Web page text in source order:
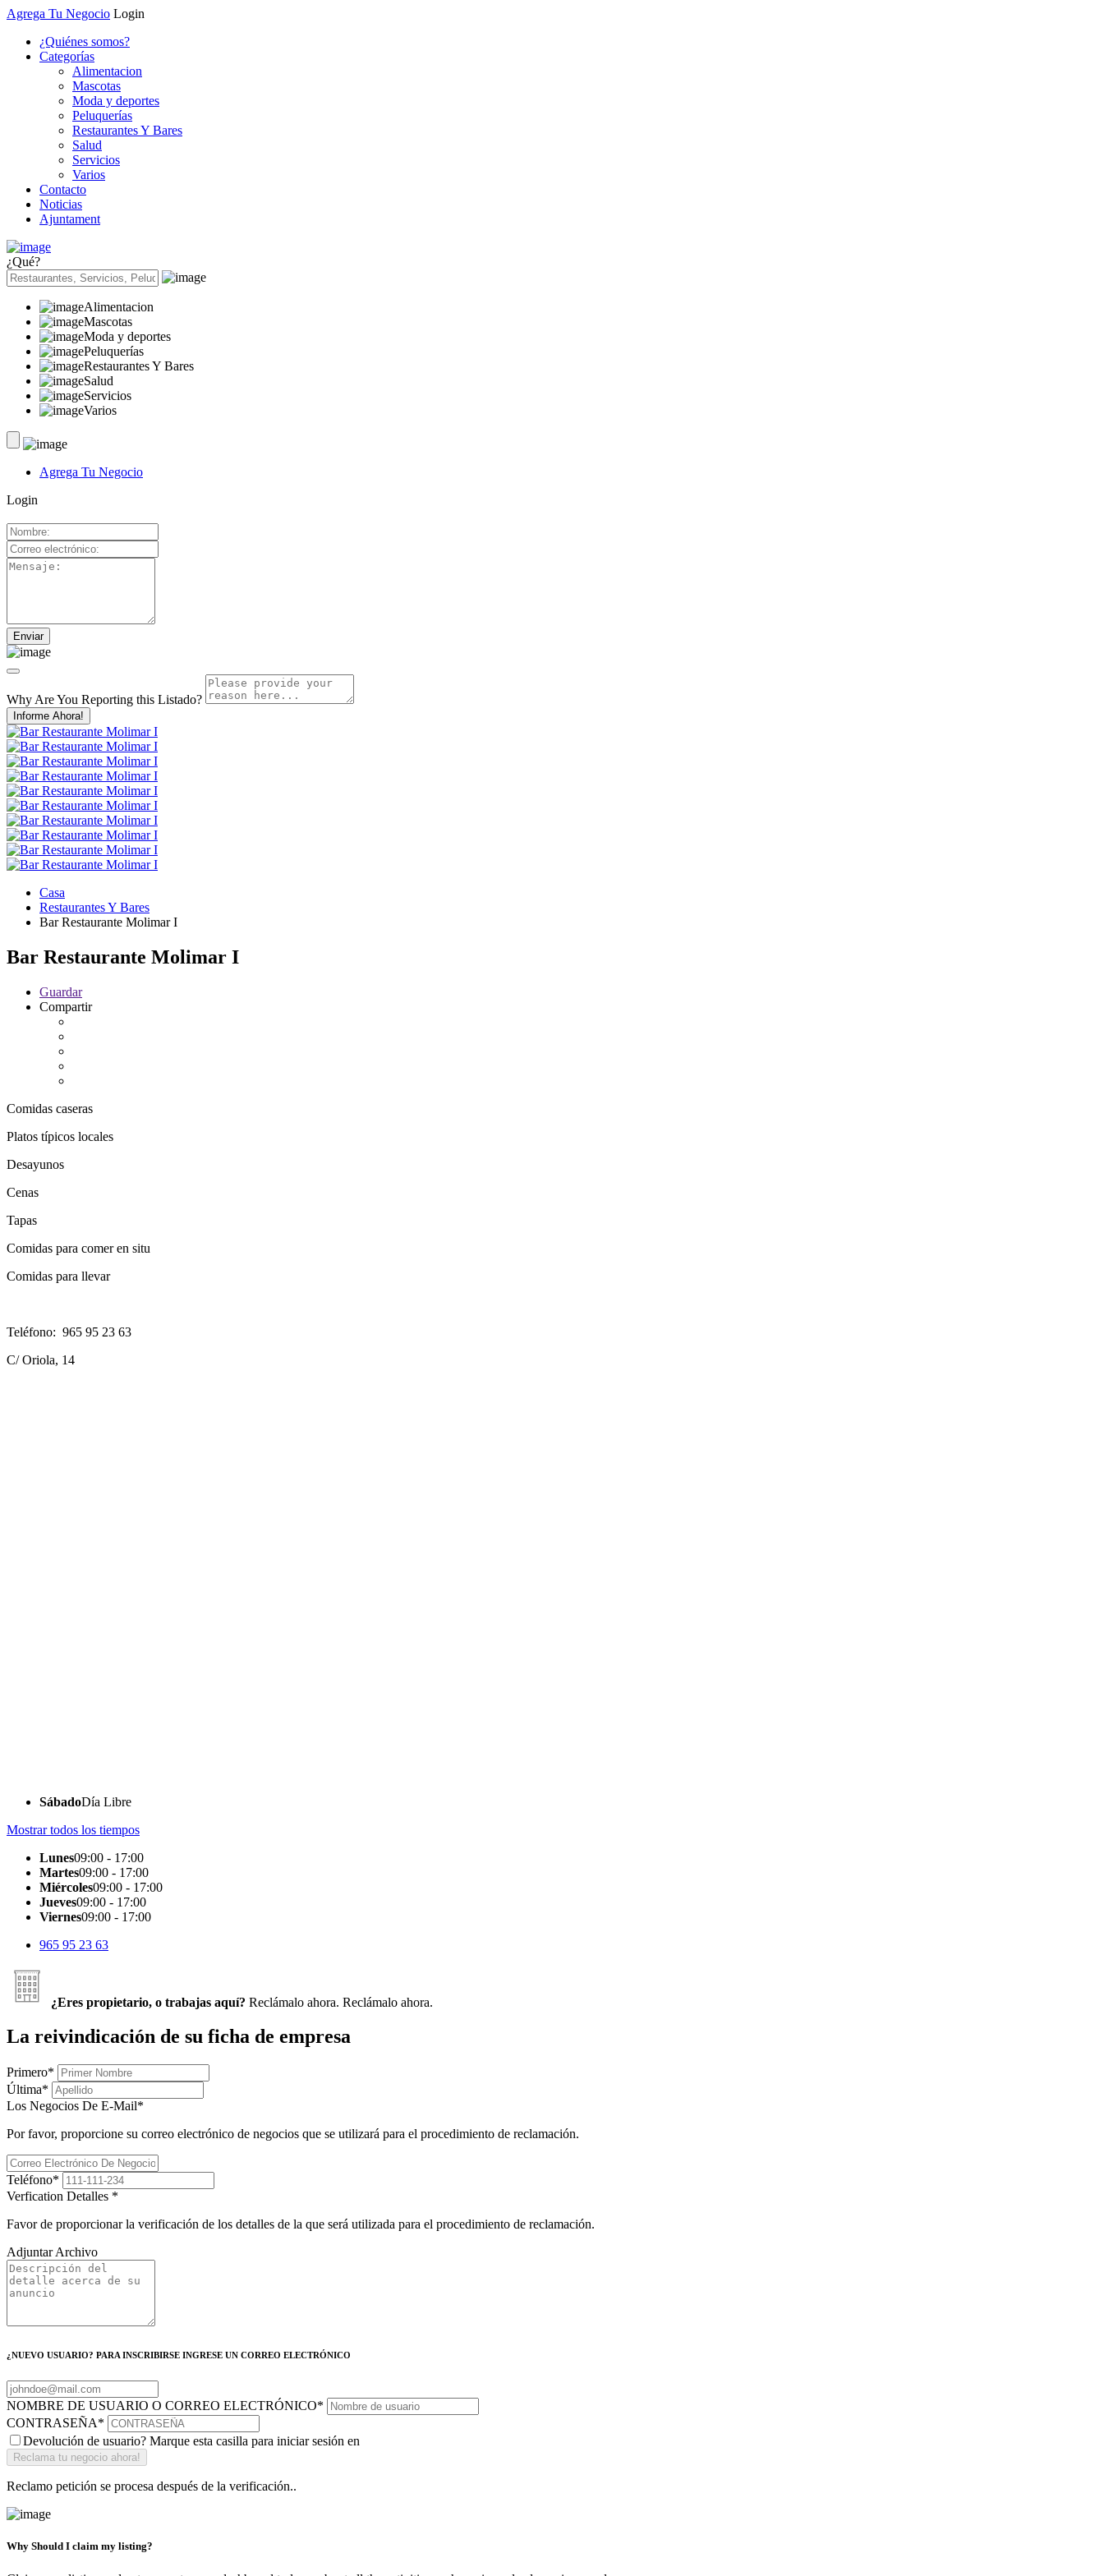
Agrega Tu Negocio Login
¿Quiénes somos?
Categorías
Alimentacion
Mascotas
Moda y deportes
Peluquerías
Restaurantes Y Bares
Salud
Servicios
Varios
Contacto
Noticias
Ajuntament
¿Qué?
Alimentacion
Mascotas
Moda y deportes
Peluquerías
Restaurantes Y Bares
Salud
Servicios
Varios
Agrega Tu Negocio
Login
Why Are You Reporting this Listado?
Informe Ahora!
Casa
Restaurantes Y Bares
Bar Restaurante Molimar I
Bar Restaurante Molimar I
Guardar
Compartir
Comidas caseras
Platos típicos locales
Desayunos
Cenas
Tapas
Comidas para comer en situ
Comidas para llevar
Teléfono: 965 95 23 63
C/ Oriola, 14
SábadoDía Libre
Mostrar todos los tiempos
Lunes09:00 - 17:00
Martes09:00 - 17:00
Miércoles09:00 - 17:00
Jueves09:00 - 17:00
Viernes09:00 - 17:00
965 95 23 63
¿Eres propietario, o trabajas aquí? Reclámalo ahora. Reclámalo ahora.
La reivindicación de su ficha de empresa
Primero*
Última*
Los Negocios De E-Mail*
Por favor, proporcione su correo electrónico de negocios que se utilizará para el procedimiento de reclamación.
Teléfono*
Verfication Detalles *
Favor de proporcionar la verificación de los detalles de la que será utilizada para el procedimiento de reclamación.
Adjuntar Archivo
¿NUEVO USUARIO? PARA INSCRIBIRSE INGRESE UN CORREO ELECTRÓNICO
NOMBRE DE USUARIO O CORREO ELECTRÓNICO*
CONTRASEÑA*
Devolución de usuario? Marque esta casilla para iniciar sesión en
Reclamo petición se procesa después de la verificación..
Why Should I claim my listing?